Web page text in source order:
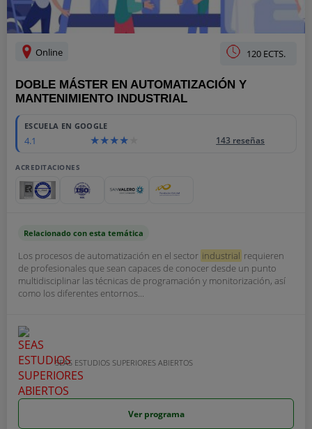
Online 120 ECTS.
DOBLE MÁSTER EN AUTOMATIZACIÓN Y
MANTENIMIENTO INDUSTRIAL
ESCUELA EN GOOGLE
4.1 143 reseñas
ACREDITACIONES
Relacionado con esta temática
Los procesos de automatización en el sector industrial requieren
de profesionales que sean capaces de conocer desde un punto
multidisciplinar las técnicas de programación y monitorización, así
como los diferentes entornos...
SEAS ESTUDIOS SUPERIORES ABIERTOS
Ver programa